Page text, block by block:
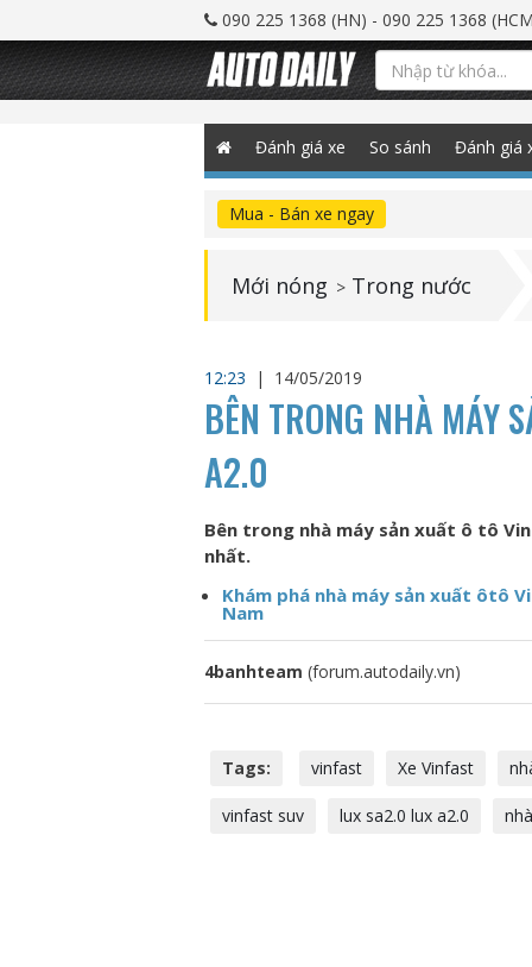
090 225 1368 (HN) - 090 225 1368
Đánh giá xe So sánh Đánh giá
Mua - Bán xe ngay
Mới nóng > Trong nước
12:23 | 14/05/2019
BÊN TRONG NHÀ MÁY
A2.0
Bên trong nhà máy sản xuất ô tô
nhất.
Khám phá nhà máy sản xuất ôtô
Nam
4banhteam (forum.autodaily.vn)
Tags: vinfast Xe Vinfast
vinfast suv lux sa2.0 lux a2.0